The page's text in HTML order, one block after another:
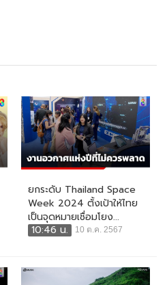
ยกระดับ Thailand Space
Week 2024 ตั้งเป้าให้ไทย
เป็นจุดหมายเชื่อมโยง...
10:46 น.
10 ต.ค. 2567